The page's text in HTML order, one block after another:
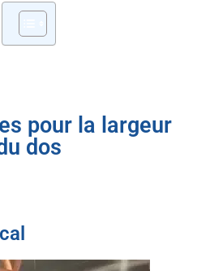
pour la largeur
dos